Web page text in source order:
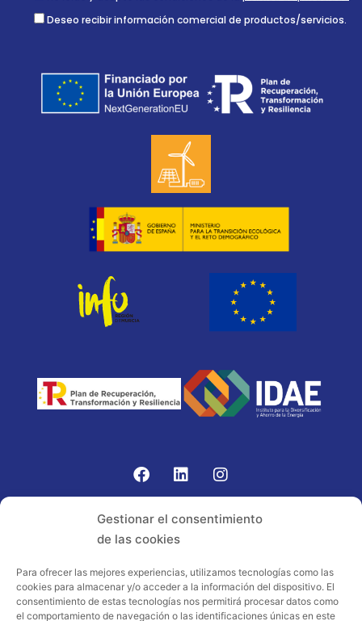
Gestionar el consentimiento
de las cookies
Para ofrecer las mejores experiencias, utilizamos tecnologías como las
cookies para almacenar y/o acceder a la información del dispositivo. El
consentimiento de estas tecnologías nos permitirá procesar datos como
el comportamiento de navegación o las identificaciones únicas en este
Deseo recibir información comercial de productos/servicios.
Proyecto acogido al programa de
incentivos ligados al autoconsumo y